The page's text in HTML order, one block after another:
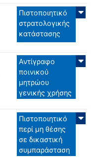
Πιστοποιητικό
στρατολογικής
κατάστασης
Αντίγραφο
ποινικού
μητρώου
γενικής χρήσης
Πιστοποιητικό
περί μη θέσης
σε δικαστική
συμπαράσταση